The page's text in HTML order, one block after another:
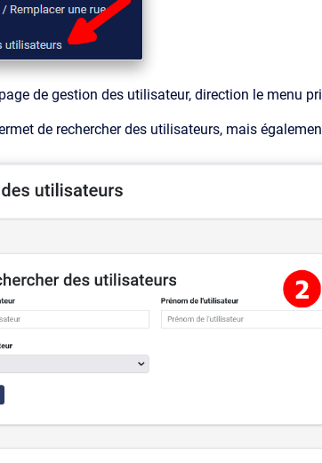
de gestion des utilisateur, direction le menu
de rechercher des utilisateurs, mais